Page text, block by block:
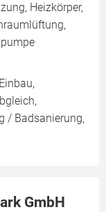
Heizkörper,
/ Badsanierung,
GmbH